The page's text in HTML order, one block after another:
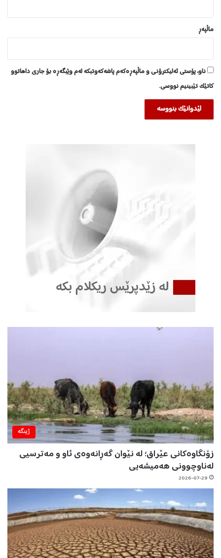
ماڵپه‌ڕ
ناو، پۆستی ئەلیکترۆنی و ماڵپەڕەکەم پاشەکەوتبکە لەم وێبگەڕە بۆ جاری داهاتوو
کاتێک تێبینیم نووسی.
ژینگه‌
زۆنگاوەکانی عێراق؛ لە نێوان گەڕانەوەی ئاو و مەترسیی
لەناوچوونی هەمیشەیی
2026-07-29